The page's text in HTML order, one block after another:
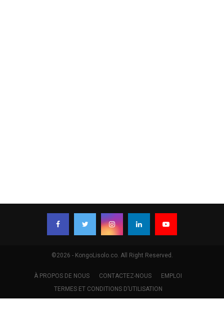
©2026 - KongoLisolo.co. All Right Reserved.
À PROPOS DE NOUS CONTACTEZ-NOUS
EMPLOI
TERMES ET CONDITIONS D’UTILISATION